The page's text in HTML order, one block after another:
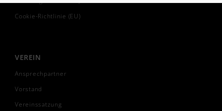
Cookie-Richtlinie (EU)
VEREIN
Ansprechpartner
Vorstand
Vereinssatzung